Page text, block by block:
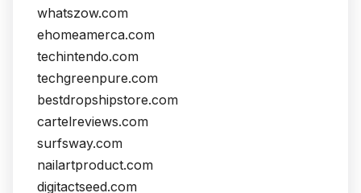
whatszow.com
ehomeamerca.com
techintendo.com
techgreenpure.com
bestdropshipstore.com
cartelreviews.com
surfsway.com
nailartproduct.com
digitactseed.com